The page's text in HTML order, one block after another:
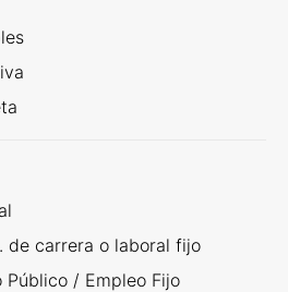
de carrera o laboral fijo
/ Empleo Fijo